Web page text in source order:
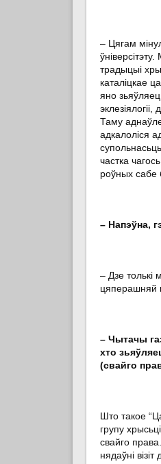
– Цягам
традыцыі
каталіцкае
яно
Таму
адкалоліся
частка
роўных сабе
– Напэўна,
– Дзе толькі
цяперашняй
– Чытачы
хто
(свайго
Што такое
групу
свайго
нядаўні